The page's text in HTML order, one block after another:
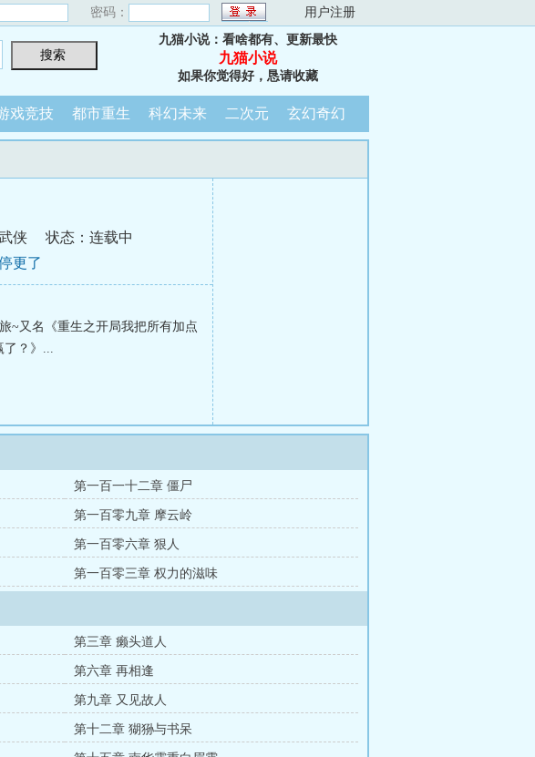
密码： 用户注册
九猫小说：看啥都有、更新最快
九猫小说
如果你觉得好，恳请收藏
戏竞技 都市重生 科幻未来 二次元 玄幻奇幻
侠
状态：连载中
更了
~又名《重生之开局我把所有加点
了？》...
第一百一十二章 僵尸
第一百零九章 摩云岭
第一百零六章 狠人
第一百零三章 权力的滋味
第三章 癞头道人
第六章 再相逢
第九章 又见故人
第十二章 猢狲与书呆